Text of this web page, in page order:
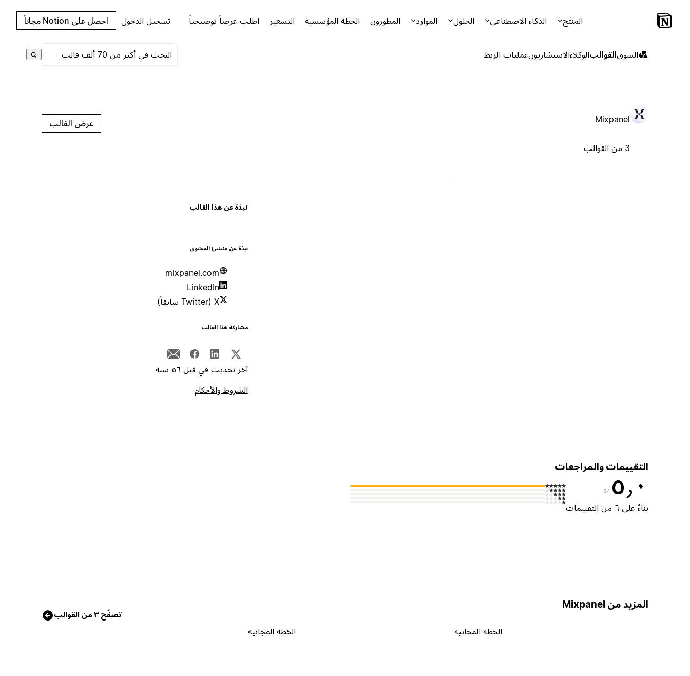
المنتَج الذكاء الاصطناعي الحلول الموارد المطورون الخطة المؤسسية التسعير اطلب عرضاً توضيحياً تسجيل الدخول احصل على Notion مجاناً
السوقالقوالبالوكلاءالاستشاريونعمليات الربط
Mixpanel
3 من القوالب
عرض القالب
نبذة عن هذا القالب
نبذة عن منشئ المحتوى
mixpanel.com
LinkedIn
X (Twitter سابقاً)
مشاركة هذا القالب
آخر تحديث في قبل ٥٦ سنة
الشروط والأحكام
التقييمات والمراجعات
٥٫٠ ٥
بناءً على ٦ من التقييمات
المزيد من Mixpanel
تصفّح ٣ من القوالب
الخطة المجانية الخطة المجانية